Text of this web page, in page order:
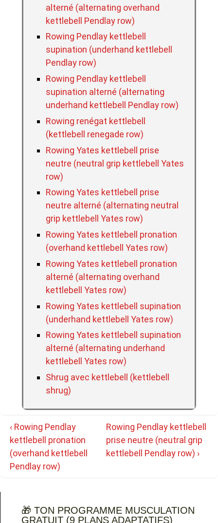
alterné (alternating overhand
kettlebell Pendlay row)
Rowing Pendlay kettlebell
supination (underhand kettlebell
Pendlay row)
Rowing Pendlay kettlebell
supination alterné (alternating
underhand kettlebell Pendlay row)
Rowing renégat kettlebell
(kettlebell renegade row)
Rowing Yates kettlebell prise
neutre (neutral grip kettlebell Yates
row)
Rowing Yates kettlebell prise
neutre alterné (alternating neutral
grip kettlebell Yates row)
Rowing Yates kettlebell pronation
(overhand kettlebell Yates row)
Rowing Yates kettlebell pronation
alterné (alternating overhand
kettlebell Yates row)
Rowing Yates kettlebell supination
(underhand kettlebell Yates row)
Rowing Yates kettlebell supination
alterné (alternating underhand
kettlebell Yates row)
Shrug avec kettlebell (kettlebell
shrug)
Navigation
de
l’article
Previous
Post
is
‹ Rowing Pendlay
kettlebell pronation
(overhand kettlebell
Pendlay row)
Next
Post
is
Rowing Pendlay kettlebell
prise neutre (neutral grip
kettlebell Pendlay row) ›
🎁 TON PROGRAMME MUSCULATION
GRATUIT (9 PLANS ADAPTATIFS)